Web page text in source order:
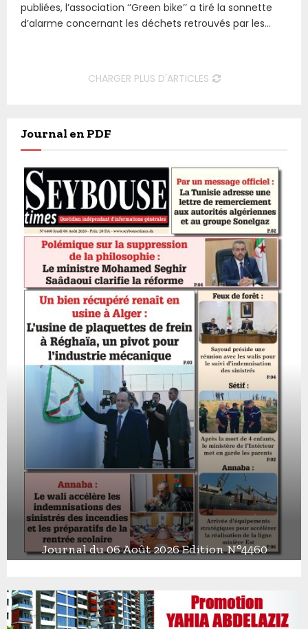
publiées, l’association ‘’Green bike’’ a tiré la sonnette
d’alarme concernant les déchets retrouvés par les...
CHARGER PLUS D'ARTICLES
Journal en PDF
u
r
n
Journal du 06 Août 2026 Edition N°4460